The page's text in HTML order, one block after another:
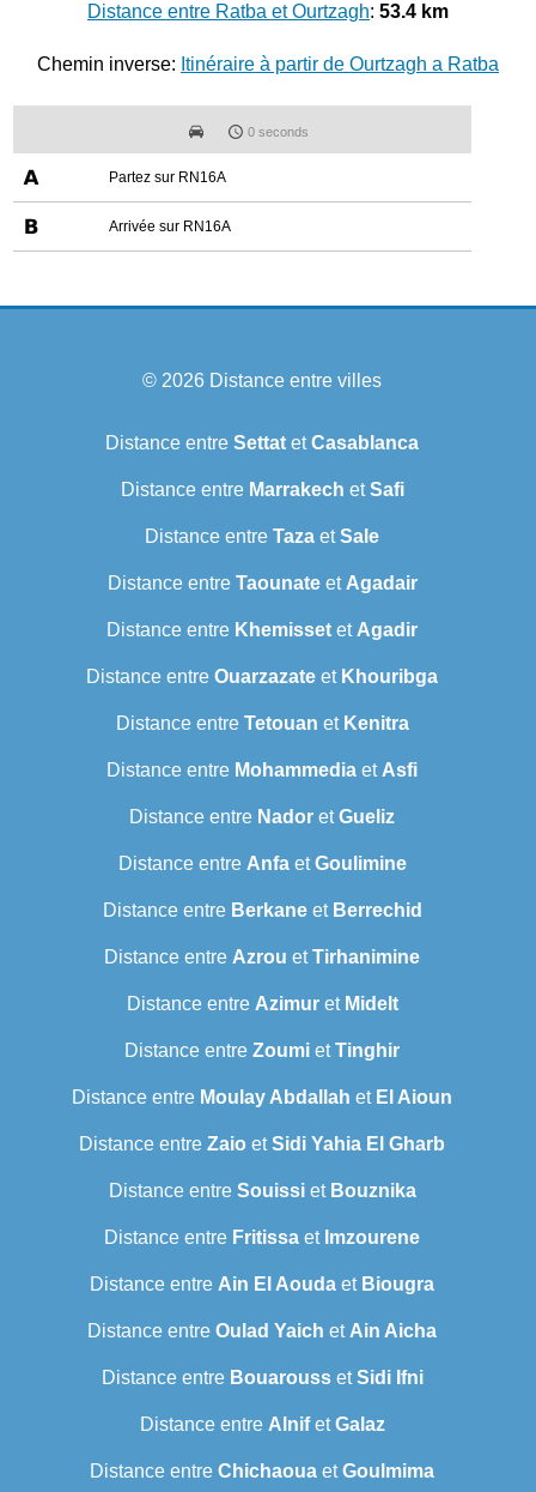
Distance entre Ratba et Ourtzagh: 53.4 km
Chemin inverse: Itinéraire à partir de Ourtzagh a Ratba
0 seconds
Partez sur RN16A
Arrivée sur RN16A
© 2026 Distance entre villes
Distance entre Settat etCasablanca
Distance entre Marrakech etSafi
Distance entre Taza etSale
Distance entre Taounateet Agadair
Distance entre Khemisset et Agadir
Distance entre Ouarzazate et Khouribga
Distance entre Tetouan et Kenitra
Distance entre Mohammedia et Asfi
Distance entre Nador etGueliz
Distance entre AnfaetGoulimine
Distance entre Berkaneet Berrechid
Distance entre Azrou etTirhanimine
Distance entre Azimuret Midelt
Distance entre Zoumi etTinghir
Distance entre Moulay Abdallah et El Aioun
Distance entre Zaio etSidi Yahia El Gharb
Distance entre Souissiet Bouznika
Distance entre Fritissa et Imzourene
Distance entre Ain El Aouda et Biougra
Distance entre Oulad Yaich et Ain Aicha
Distance entre BouaroussetSidi Ifni
Distance entre AlnifetGalaz
Distance entre Chichaoua etGoulmima